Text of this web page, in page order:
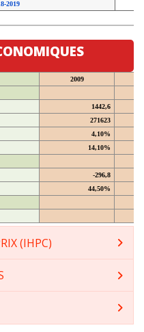
2009
1442,6
271623
4,10%
14,10%
-296,8
44,50%